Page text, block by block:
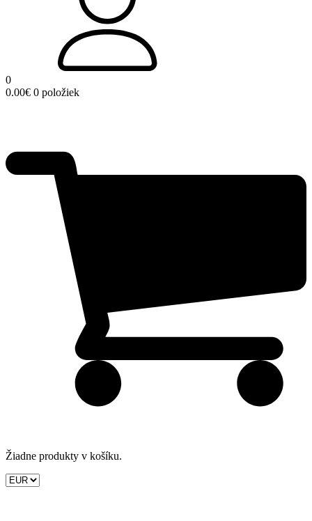
0
0.00€ 0 položiek
Žiadne produkty v košíku.